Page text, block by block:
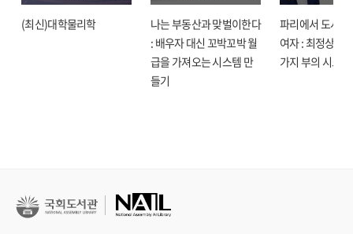
(최신)대학물리학
나는 부동산과 맞벌이한다
: 배우자 대신 꼬박꼬박 월
급을 가져오는 시스템 만
들기
파리에서 도시락
여자 : 최정상으
가지 부의 시크릿